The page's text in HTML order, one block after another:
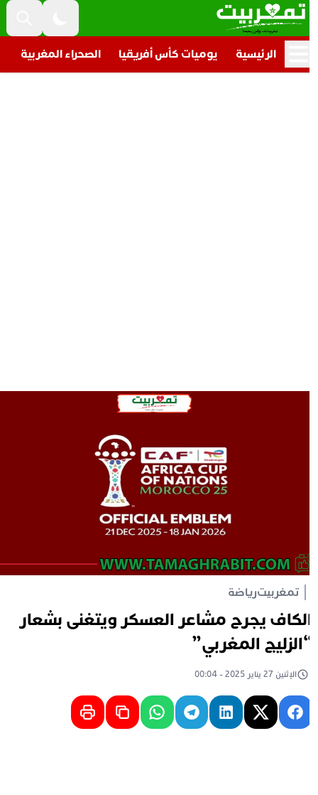
الرئيسية يوميات كأس أفريقيا الصحراء المغربية
تمغربيترياضة
يجرح مشاعر العسكر ويتغنى بشعار
المغربي”
الإثنين 27 يناير 2025 - 00:04